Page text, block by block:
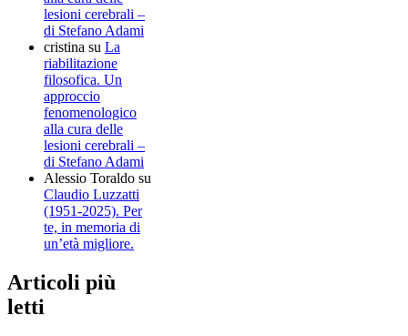
lesioni cerebrali –
di Stefano Adami
cristina su La
riabilitazione
filosofica. Un
approccio
fenomenologico
alla cura delle
lesioni cerebrali –
di Stefano Adami
Alessio Toraldo su
Claudio Luzzatti
(1951-2025). Per
te, in memoria di
un’età migliore.
Articoli più
letti